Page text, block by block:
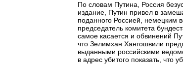
По словам Путина, Россия
издание, Путин привел в
поданного Россией, немецким
председатель комитета
самое касается и обвинений
что Зелимхан Хангошвили
выданными российскими
в адрес убитого показать, что